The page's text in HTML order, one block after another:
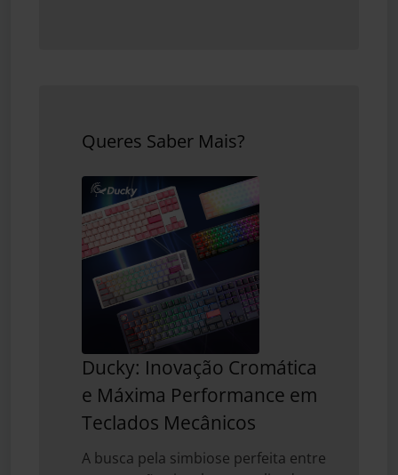
Queres Saber Mais?
Ducky: Inovação Cromática
e Máxima Performance em
Teclados Mecânicos
A busca pela simbiose perfeita entre